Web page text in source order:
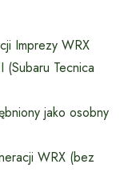
Imprezy WRX
Tecnica
jako osobny
WRX (bez